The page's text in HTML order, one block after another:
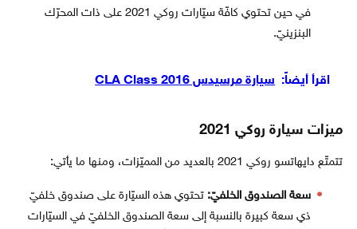
في حين تحتوي كافّة سيّارات روكي 2021 على ذات المحرّك
البنزينيّ.
اقرأ أيضاً: سيارة مرسيدس CLA Class 2016
ميزات سيارة روكي 2021
تتمتّع دايهاتسو روكي 2021 بالعديد من المميّزات، ومنها ما يأتي:
سعة الصندوق الخلفيّ: تحتوي هذه السيّارة على صندوق خلفيّ
ذي سعة كبيرة بالنسبة إلى سعة الصندوق الخلفيّ في السيّارات